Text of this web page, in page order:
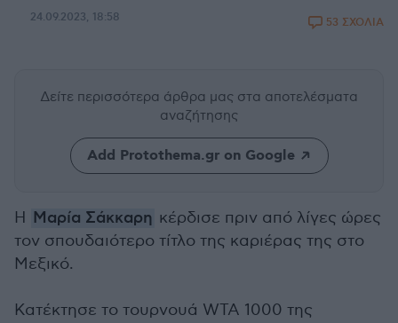
24.09.2023, 18:58 53 ΣΧΟΛΙΑ
Δείτε περισσότερα άρθρα μας στα αποτελέσματα
αναζήτησης
Add Protothema.gr on Google
Η Μαρία Σάκκαρη κέρδισε πριν από λίγες ώρες
τον σπουδαιότερο τίτλο της καριέρας της στο
Μεξικό.
Κατέκτησε το τουρνουά WTA 1000 της